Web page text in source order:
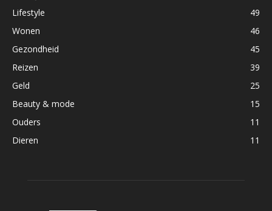
Lifestyle
49
Wonen
46
Gezondheid
45
Reizen
39
Geld
25
Beauty & mode
15
Ouders
11
Dieren
11